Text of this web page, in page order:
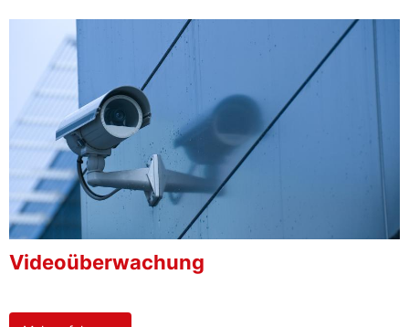
Videoüberwachung